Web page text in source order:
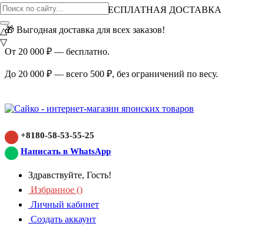
ВНИМАНИЕ АКЦИЯ!
БЕСПЛАТНАЯ ДОСТАВКА
🎁 Выгодная доставка для всех заказов!
От 20 000 ₽ — бесплатно.
До 20 000 ₽ — всего 500 ₽, без ограничений по весу.
+8180-58-53-55-25
Написать в WhatsApp
Здравствуйте, Гость!
Избранное ()
Личный кабинет
Создать аккаунт
△
▽